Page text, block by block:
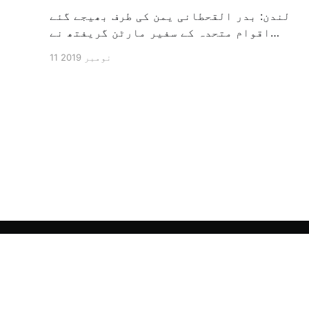
لندن: بدر القحطانی یمن کی طرف بھیجے گئے
اقوام متحدہ کے سفیر مارٹن گریفتھ نے
خاتمہ کے لئے ثالثی اور اس کشمکش کی
11 نومبر 2019